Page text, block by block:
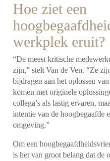
Hoe ziet een
werkplek eruit?
“De meest kritische
zijn,” stelt Van de Ven. “Ze
bijdragen aan het oplossen
komen met originele
collega’s als lastig ervaren,
intentie van de hoogbegaafde
omgeving.”
Om een
is het van groot belang dat de